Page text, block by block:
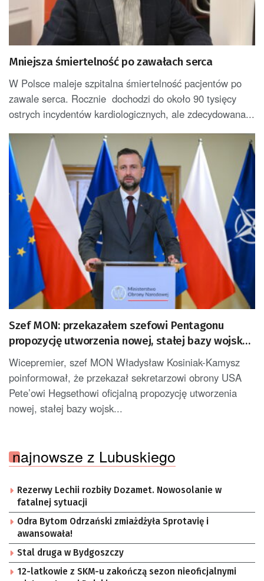
Mniejsza śmiertelność po zawałach serca
W Polsce maleje szpitalna śmiertelność pacjentów po
zawale serca. Rocznie dochodzi do około 90 tysięcy
ostrych incydentów kardiologicznych, ale zdecydowana...
Szef MON: przekazałem szefowi Pentagonu
propozycję utworzenia nowej, stałej bazy wojsk
USA w Polsce [AKTUALIZACJA]
Wicepremier, szef MON Władysław Kosiniak-Kamysz
poinformował, że przekazał sekretarzowi obrony USA
Pete’owi Hegsethowi oficjalną propozycję utworzenia
nowej, stałej bazy wojsk...
najnowsze z Lubuskiego
Rezerwy Lechii rozbiły Dozamet. Nowosolanie w
fatalnej sytuacji
Odra Bytom Odrzański zmiażdżyła Sprotavię i
awansowała!
Stal druga w Bydgoszczy
12-latkowie z SKM-u zakończą sezon nieoficjalnymi